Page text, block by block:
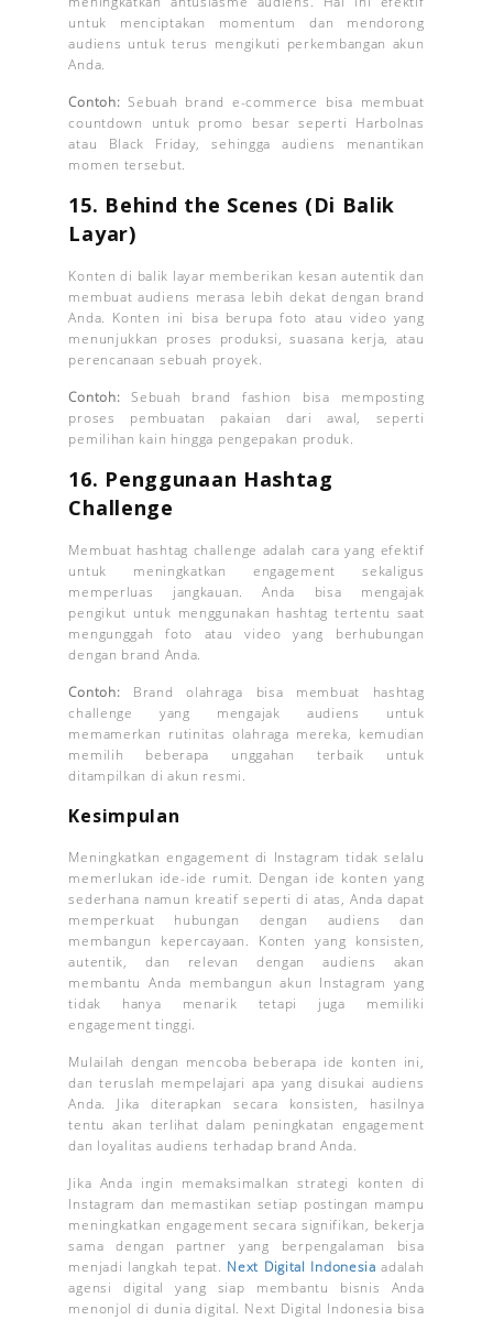
untuk menciptakan momentum dan mendorong
audiens untuk terus mengikuti perkembangan akun
Anda.
Contoh: Sebuah brand e-commerce bisa membuat
countdown untuk promo besar seperti Harbolnas
atau Black Friday, sehingga audiens menantikan
momen tersebut.
15. Behind the Scenes (Di Balik
Layar)
Konten di balik layar memberikan kesan autentik dan
membuat audiens merasa lebih dekat dengan brand
Anda. Konten ini bisa berupa foto atau video yang
menunjukkan proses produksi, suasana kerja, atau
perencanaan sebuah proyek.
Contoh: Sebuah brand fashion bisa memposting
proses pembuatan pakaian dari awal, seperti
pemilihan kain hingga pengepakan produk.
16. Penggunaan Hashtag
Challenge
Membuat hashtag challenge adalah cara yang efektif
untuk meningkatkan engagement sekaligus
memperluas jangkauan. Anda bisa mengajak
pengikut untuk menggunakan hashtag tertentu saat
mengunggah foto atau video yang berhubungan
dengan brand Anda.
Contoh: Brand olahraga bisa membuat hashtag
challenge yang mengajak audiens untuk
memamerkan rutinitas olahraga mereka, kemudian
memilih beberapa unggahan terbaik untuk
ditampilkan di akun resmi.
Kesimpulan
Meningkatkan engagement di Instagram tidak selalu
memerlukan ide-ide rumit. Dengan ide konten yang
sederhana namun kreatif seperti di atas, Anda dapat
memperkuat hubungan dengan audiens dan
membangun kepercayaan. Konten yang konsisten,
autentik, dan relevan dengan audiens akan
membantu Anda membangun akun Instagram yang
tidak hanya menarik tetapi juga memiliki
engagement tinggi.
Mulailah dengan mencoba beberapa ide konten ini,
dan teruslah mempelajari apa yang disukai audiens
Anda. Jika diterapkan secara konsisten, hasilnya
tentu akan terlihat dalam peningkatan engagement
dan loyalitas audiens terhadap brand Anda.
Jika Anda ingin memaksimalkan strategi konten di
Instagram dan memastikan setiap postingan mampu
meningkatkan engagement secara signifikan, bekerja
sama dengan partner yang berpengalaman bisa
menjadi langkah tepat. Next Digital Indonesia adalah
agensi digital yang siap membantu bisnis Anda
menonjol di dunia digital. Next Digital Indonesia bisa